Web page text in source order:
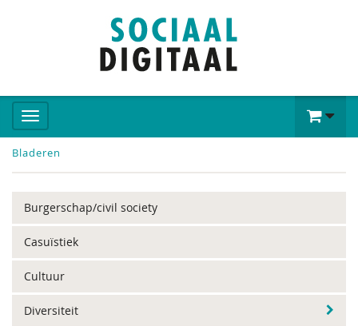
Bladeren
Burgerschap/civil society
Casuïstiek
Cultuur
Diversiteit